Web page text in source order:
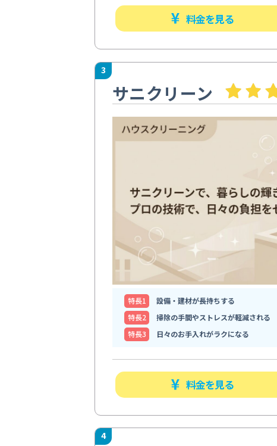
料金を見る
3
サニクリーン
特⻑1
設備・建材が長持ちする
特⻑2
掃除の手間やストレスが軽減される
特⻑3
日々のお手入れがラクになる
料金を見る
4